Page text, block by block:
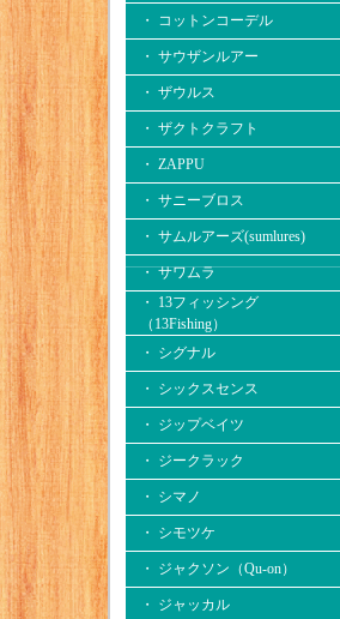
・ コットンコーデル
・ サウザンルアー
・ ザウルス
・ ザクトクラフト
・ ZAPPU
・ サニーブロス
・ サムルアーズ(sumlures)
・ サワムラ
・ 13フィッシング
（13Fishing）
・ シグナル
・ シックスセンス
・ ジップベイツ
・ ジークラック
・ シマノ
・ シモツケ
・ ジャクソン（Qu-on）
・ ジャッカル